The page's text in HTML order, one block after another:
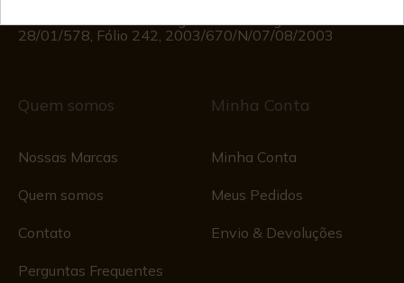
CIF: ES B44193092 · Registrado no Registro Mercantil
28/01/578, Fólio 242, 2003/670/N/07/08/2003
Quem somos
Nossas Marcas
Quem somos
Contato
Perguntas Frequentes
Minha Conta
Minha Conta
Meus Pedidos
Envio & Devoluções